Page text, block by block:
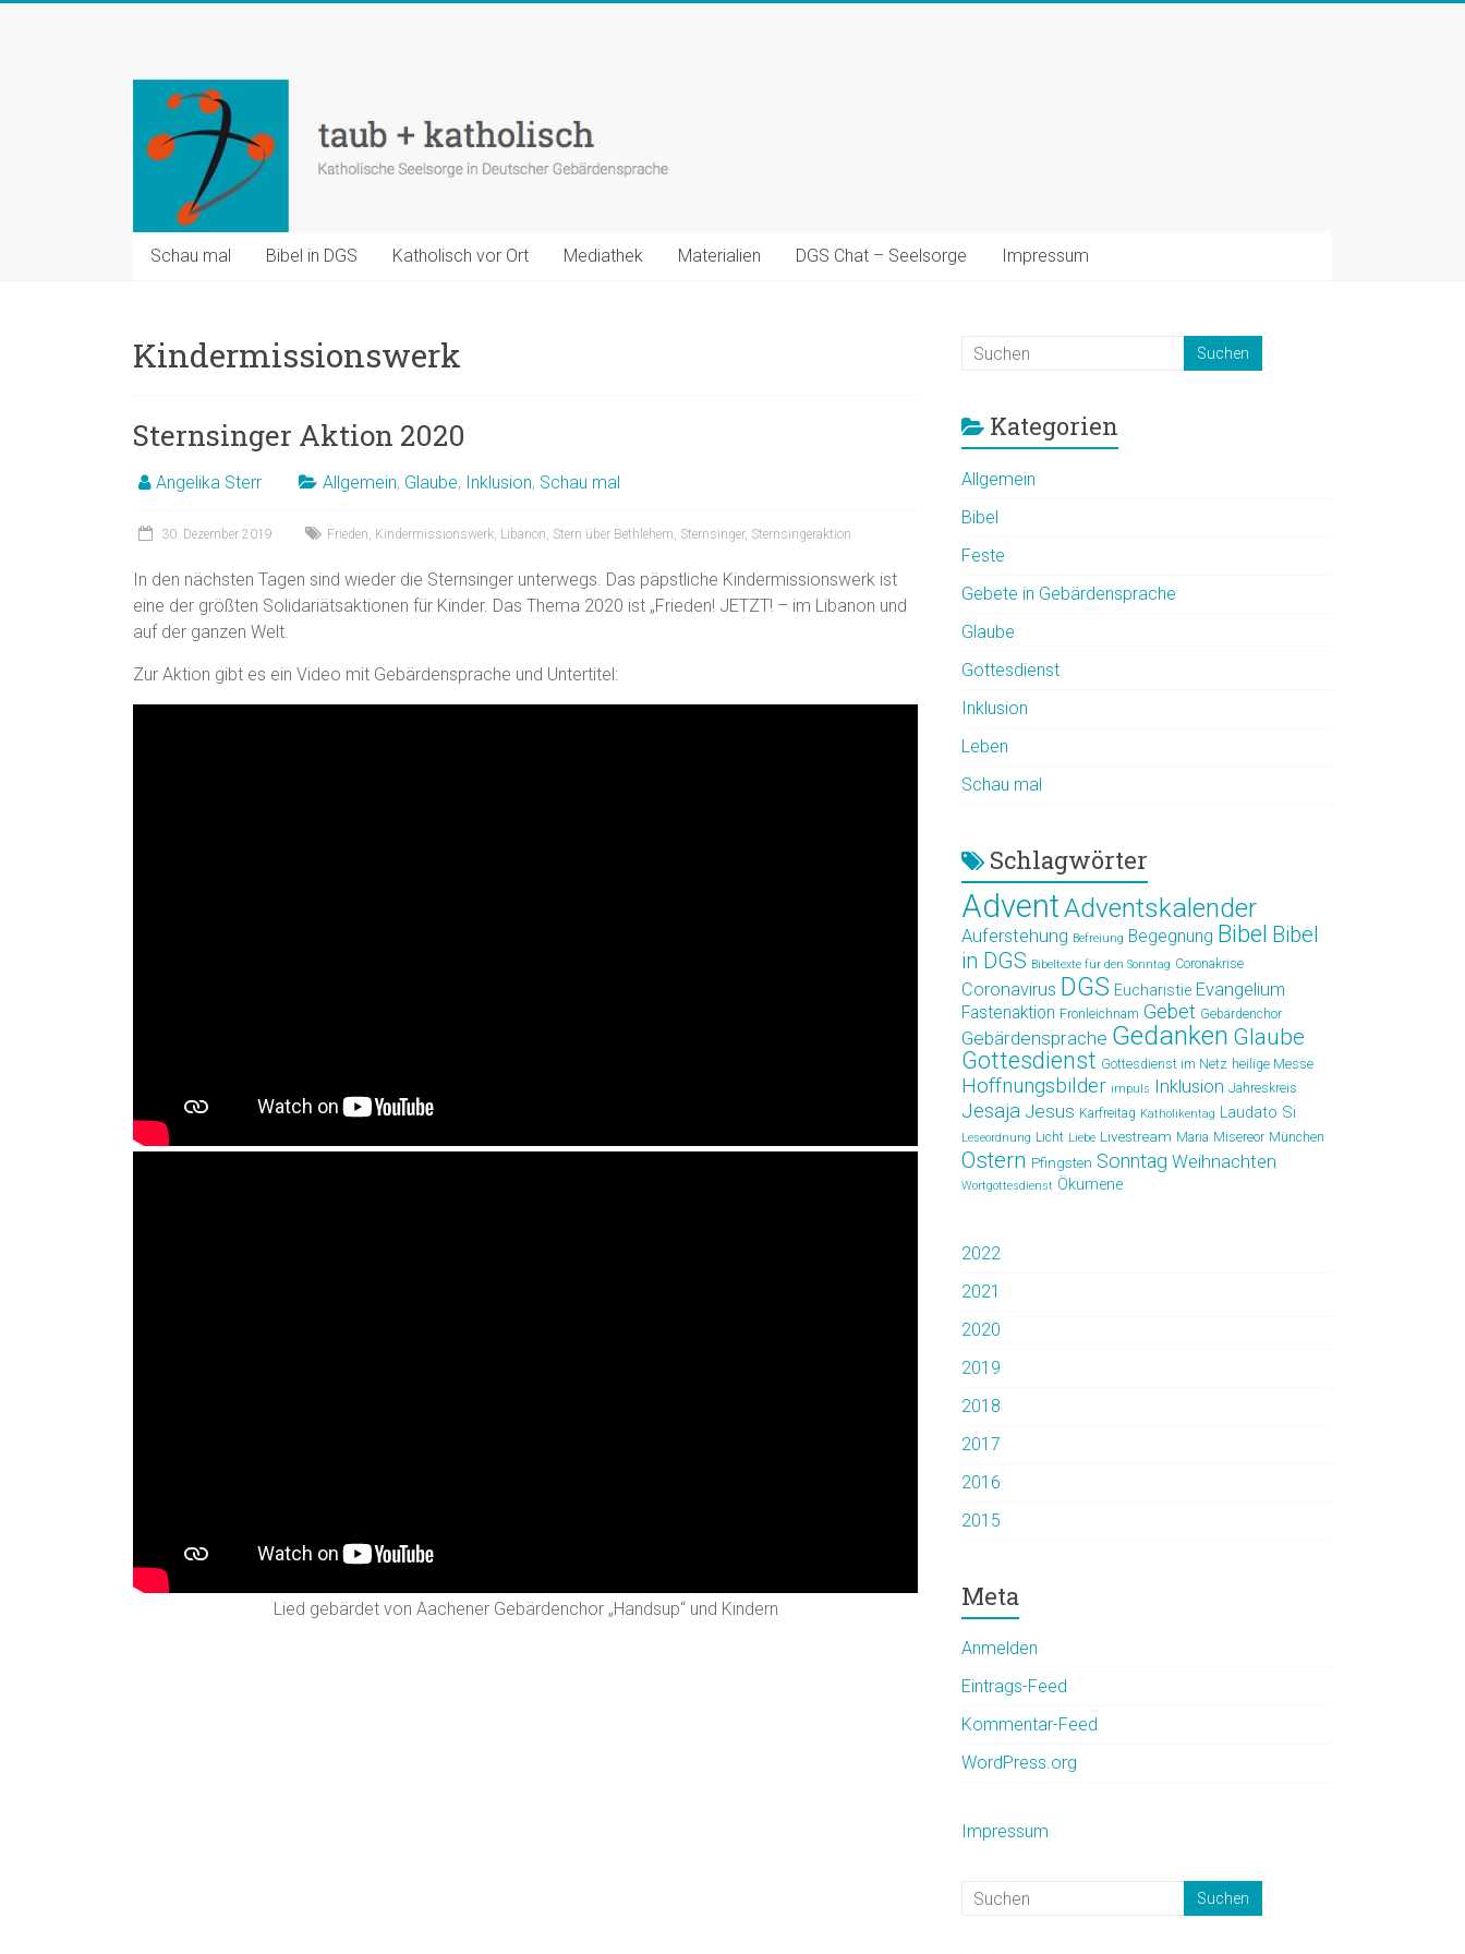
taub
katholisch
Katholische
Seelsorge
Schau mal Bibel in DGS Katholisch vor Ort Mediathek Materialien DGS Chat – Seelsorge Impressum
Kindermissionswerk
Sternsinger Aktion 2020
Angelika Sterr Allgemein, Glaube, Inklusion, Schau mal
30. Dezember 2019 Frieden, Kindermissionswerk, Libanon, Stern über Bethlehem, Sternsinger, Sternsingeraktion
In den nächsten Tagen sind wieder die Sternsinger unterwegs. Das päpstliche Kindermissionswerk ist
eine der größten Solidariätsaktionen für Kinder. Das Thema 2020 ist „Frieden! JETZT! – im Libanon und
auf der ganzen Welt.
Zur Aktion gibt es ein Video mit Gebärdensprache und Untertitel:
Lied gebärdet von Aachener Gebärdenchor „Handsup“ und Kindern
Kategorien
Allgemein
Bibel
Feste
Gebete in Gebärdensprache
Glaube
Gottesdienst
Inklusion
Leben
Schau mal
Schlagwörter
AdventAdventskalender
Auferstehung Befreiung Begegnung Bibel Bibel
in DGS Bibeltexte für den Sonntag Coronakrise
Coronavirus DGS Eucharistie Evangelium
Fastenaktion Fronleichnam Gebet Gebärdenchor
Gebärdensprache Gedanken Glaube
Gottesdienst Gottesdienst im Netz heilige Messe
Hoffnungsbilder impuls Inklusion Jahreskreis
Jesaja Jesus Karfreitag Katholikentag Laudato Si
Leseordnung Licht Liebe Livestream Maria Misereor München
Ostern Pfingsten Sonntag Weihnachten
Wortgottesdienst Ökumene
2022
2021
2020
2019
2018
2017
2016
2015
Meta
Anmelden
Eintrags-Feed
Kommentar-Feed
WordPress.org
Impressum